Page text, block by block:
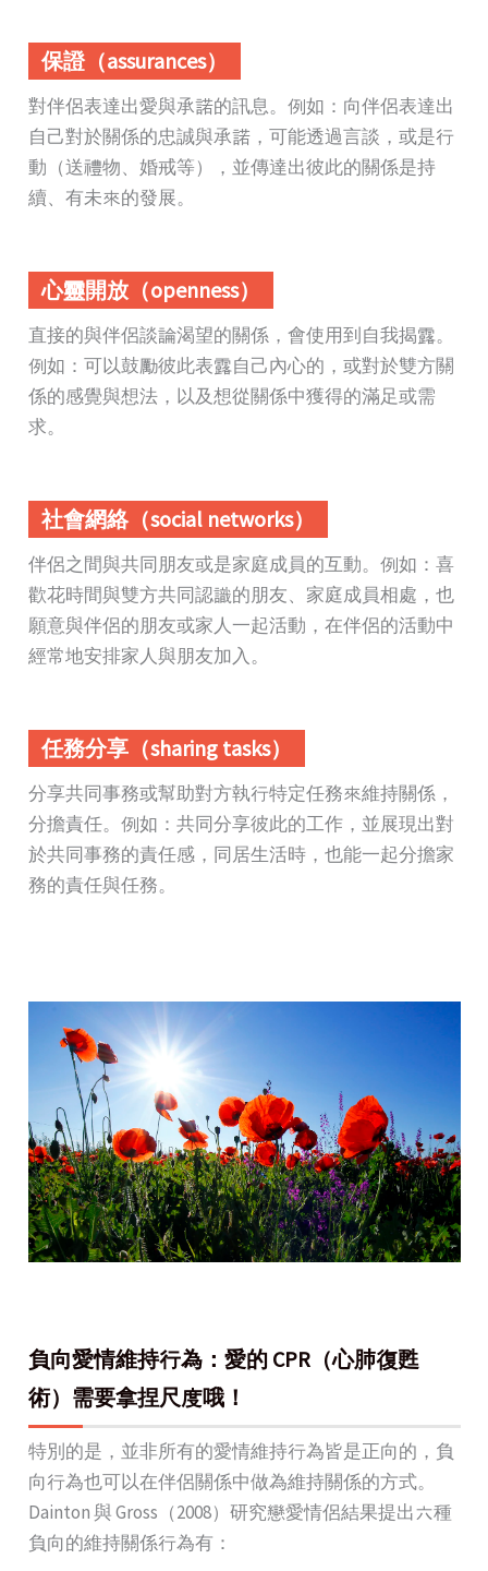
保證（assurances）
對伴侶表達出愛與承諾的訊息。例如：向伴侶表達出
自己對於關係的忠誠與承諾，可能透過言談，或是行
動（送禮物、婚戒等），並傳達出彼此的關係是持
續、有未來的發展。
心靈開放（openness）
直接的與伴侶談論渴望的關係，會使用到自我揭露。
例如：可以鼓勵彼此表露自己內心的，或對於雙方關
係的感覺與想法，以及想從關係中獲得的滿足或需
求。
社會網絡（social networks）
伴侶之間與共同朋友或是家庭成員的互動。例如：喜
歡花時間與雙方共同認識的朋友、家庭成員相處，也
願意與伴侶的朋友或家人一起活動，在伴侶的活動中
經常地安排家人與朋友加入。
任務分享（sharing tasks）
分享共同事務或幫助對方執行特定任務來維持關係，
分擔責任。例如：共同分享彼此的工作，並展現出對
於共同事務的責任感，同居生活時，也能一起分擔家
務的責任與任務。
負向愛情維持行為：愛的 CPR（心肺復甦
術）需要拿捏尺度哦！
特別的是，並非所有的愛情維持行為皆是正向的，負
向行為也可以在伴侶關係中做為維持關係的方式。
Dainton 與 Gross（2008）研究戀愛情侶結果提出六種
負向的維持關係行為有：